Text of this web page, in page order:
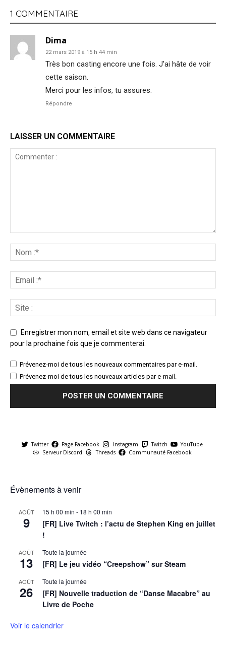
1 COMMENTAIRE
Dima
22 mars 2019 à 15 h 44 min
Très bon casting encore une fois. J’ai hâte de voir
cette saison.
Merci pour les infos, tu assures.
Répondre
LAISSER UN COMMENTAIRE
Enregistrer mon nom, email et site web dans ce navigateur
pour la prochaine fois que je commenterai.
Prévenez-moi de tous les nouveaux commentaires par e-mail.
Prévenez-moi de tous les nouveaux articles par e-mail.
Twitter Page Facebook Instagram Twitch
YouTube
Serveur Discord
Threads Communauté Facebook
Évènements à venir
AOÛT
9
15 h 00 min - 18 h 00 min
[FR] Live Twitch : l’actu de Stephen King en juillet
!
AOÛT
13
Toute la journée
[FR] Le jeu vidéo “Creepshow” sur Steam
AOÛT
26
Toute la journée
[FR] Nouvelle traduction de “Danse Macabre” au
Livre de Poche
Voir le calendrier